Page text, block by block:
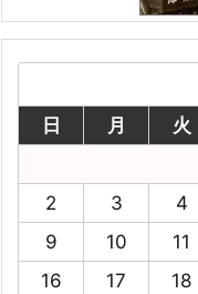
日
月 火
2
3 4
9
10 11
16
17 18